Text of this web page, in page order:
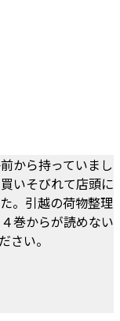
から持っていまし
いそびれて店頭に
。引越の荷物整理
巻からが読めない
さい。